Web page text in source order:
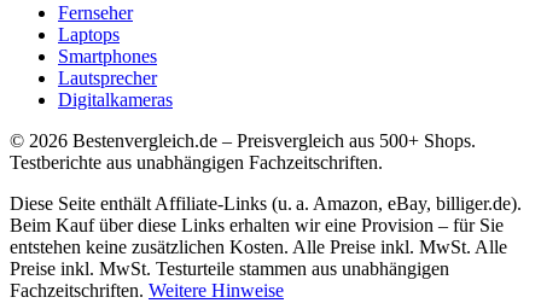
Fernseher
Laptops
Smartphones
Lautsprecher
Digitalkameras
© 2026 Bestenvergleich.de – Preisvergleich aus 500+ Shops.
Testberichte aus unabhängigen Fachzeitschriften.
Diese Seite enthält Affiliate-Links (u. a. Amazon, eBay, billiger.de).
Beim Kauf über diese Links erhalten wir eine Provision – für Sie
entstehen keine zusätzlichen Kosten. Alle Preise inkl. MwSt. Alle
Preise inkl. MwSt. Testurteile stammen aus unabhängigen
Fachzeitschriften. Weitere Hinweise